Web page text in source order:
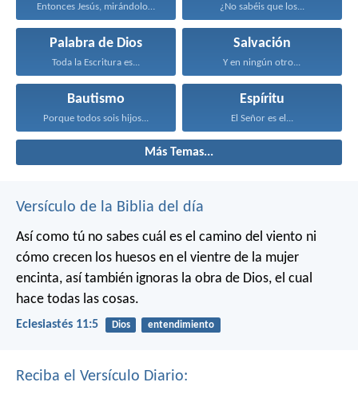
Entonces Jesús, mirándolos, dijo... ¿No sabéis que los...
Palabra de Dios
Toda la Escritura es...
Salvación
Y en ningún otro...
Bautismo
Porque todos sois hijos...
Espíritu
El Señor es el...
Más Temas...
Versículo de la Biblia del día
Así como tú no sabes cuál es el camino del viento ni
cómo crecen los huesos en el vientre de la mujer
encinta, así también ignoras la obra de Dios, el cual
hace todas las cosas.
Eclesiastés 11:5 Dios entendimiento
Reciba el Versículo Diario: